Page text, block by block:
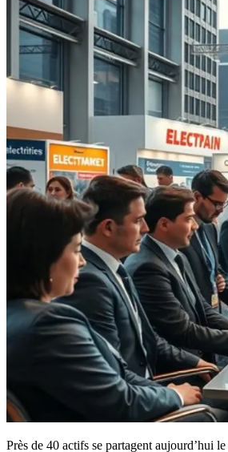
Près de 40 actifs se partagent aujourd’hui le